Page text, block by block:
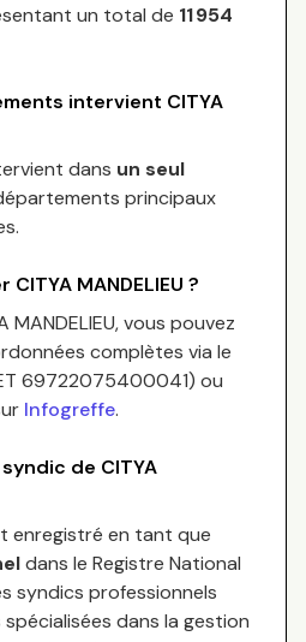
un total de 11 954
intervient CITYA
dans un seul
principaux
.
CITYA MANDELIEU ?
MANDELIEU, vous pouvez
complètes via le
69722075400041) ou
Infogreffe.
de CITYA
enregistré en tant que
dans le Registre National
syndics professionnels
dans la gestion